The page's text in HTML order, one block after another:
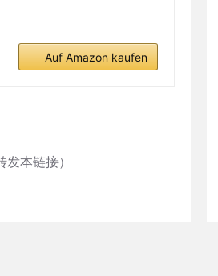
Auf Amazon kaufen
本链接）